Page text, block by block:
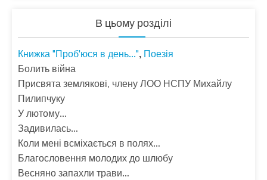
В цьому розділі
Книжка "Проб'юся в день...", Поезія
Болить війна
Присвята землякові, члену ЛОО НСПУ Михайлу
Пилипчуку
У лютому…
Задивилась…
Коли мені всміхається в полях…
Благословення молодих до шлюбу
Весняно запахли трави…